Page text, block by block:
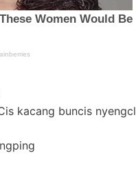
kacang buncis